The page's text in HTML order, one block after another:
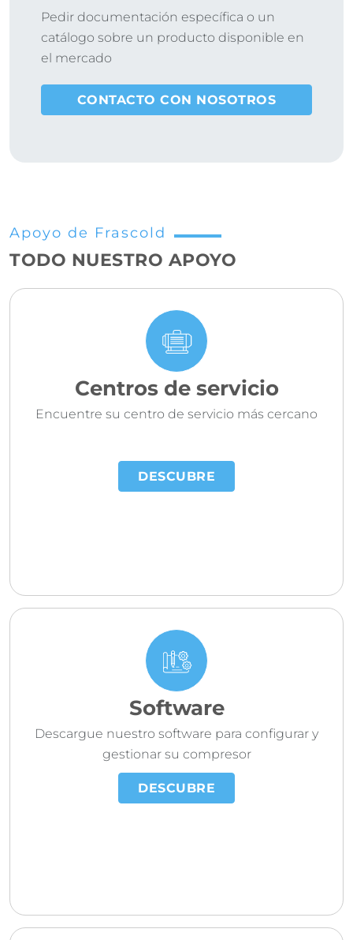
Pedir documentación específica o un
catálogo sobre un producto disponible en
el mercado
CONTACTO CON NOSOTROS
Apoyo de Frascold
TODO NUESTRO APOYO
Centros de servicio
Encuentre su centro de servicio más cercano
DESCUBRE
Software
Descargue nuestro software para configurar y
gestionar su compresor
DESCUBRE